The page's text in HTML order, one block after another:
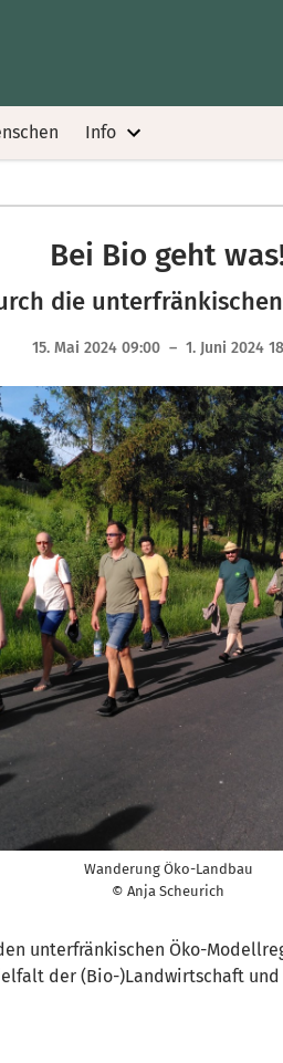
Info
Bei Bio geht
die
15. Mai 2024 09:00 – 1. Juni 2024
Wanderung Öko-Landbau
© Anja Scheurich
unterfränkischen Öko-
der (Bio-)Landwirtschaft